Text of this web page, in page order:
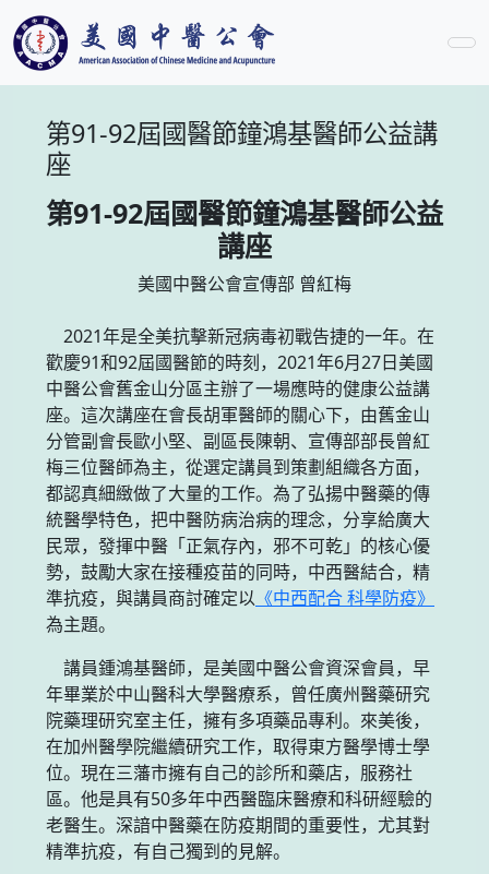
第91-92屆國醫節鐘鴻基醫師公益講
座
第91-92屆國醫節鐘鴻基醫師公益
講座
美國中醫公會宣傳部 曾紅梅
2021年是全美抗擊新冠病毒初戰告捷的一年。在
歡慶91和92屆國醫節的時刻，2021年6月27日美國
中醫公會舊金山分區主辦了一場應時的健康公益講
座。這次講座在會長胡軍醫師的關心下，由舊金山
分管副會長歐小堅、副區長陳朝、宣傳部部長曾紅
梅三位醫師為主，從選定講員到策劃組織各方面，
都認真細緻做了大量的工作。為了弘揚中醫藥的傳
統醫學特色，把中醫防病治病的理念，分享給廣大
民眾，發揮中醫「正氣存內，邪不可乾」的核心優
勢，鼓勵大家在接種疫苗的同時，中西醫結合，精
準抗疫，與講員商討確定以 《中西配合 科學防疫》
為主題。
講員鍾鴻基醫師，是美國中醫公會資深會員，早
年畢業於中山醫科大學醫療系，曾任廣州醫藥研究
院藥理研究室主任，擁有多項藥品專利。來美後，
在加州醫學院繼續研究工作，取得東方醫學博士學
位。現在三藩市擁有自己的診所和藥店，服務社
區。他是具有50多年中西醫臨床醫療和科研經驗的
老醫生。深諳中醫藥在防疫期間的重要性，尤其對
精準抗疫，有自己獨到的見解。